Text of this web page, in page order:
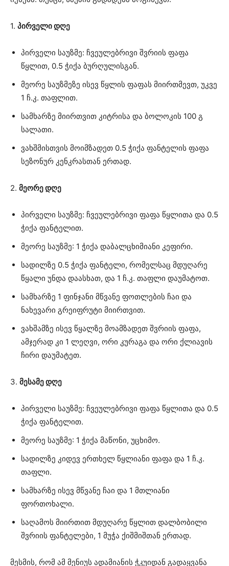
1. პირველი დღე
პირველი საუზმე: ჩვეულებრივი შვრიის ფაფა
წყლით, 0.5 ჭიქა ბურღულისგან.
მეორე საუზმეზე ისევ წყლის ფაფას მიირთმევთ, უკვე
1 ჩ.კ. თაფლით.
სამხარზე მიირთვით კიტრისა და ბოლოკის 100 გ
სალათი.
ვახშმისთვის მოიმზადეთ 0.5 ჭიქა ფანტელის ფაფა
სეზონურ კენკრასთან ერთად.
2. მეორე დღე
პირველი საუზმე: ჩვეულებრივი ფაფა წყლითა და 0.5
ჭიქა ფანტელით.
მეორე საუზმე: 1 ჭიქა დაბალცხიმიანი კეფირი.
სადილზე 0.5 ჭიქა ფანტელი, რომელსაც მდუღარე
წყალი უნდა დაასხათ, და 1 ჩ.კ. თაფლი დაუმატოთ.
სამხარზე 1 ფინჯანი მწვანე ფოთლების ჩაი და
ნახევარი გრეიფრუტი მიირთვით.
ვახშამზე ისევ წყალზე მოამზადეთ შვრიის ფაფა,
ამჯერად კი 1 ლეღვი, ორი კურაგა და ორი ქლიავის
ჩირი დაუმატეთ.
3. მესამე დღე
პირველი საუზმე: ჩვეულებრივი ფაფა წყლითა და 0.5
ჭიქა ფანტელით.
მეორე საუზმე: 1 ჭიქა მაწონი, უცხიმო.
სადილზე კიდევ ერთხელ წყლიანი ფაფა და 1 ჩ.კ.
თაფლი.
სამხარზე ისევ მწვანე ჩაი და 1 მთლიანი
ფორთოხალი.
საღამოს მიირთით მდუღარე წყლით დალბობილი
შვრიის ფანტელები, 1 მუჭა ქიშმიშთან ერთად.
მესმის, რომ ამ მენიუს ადამიანის ჭკუიდან გადაყვანა